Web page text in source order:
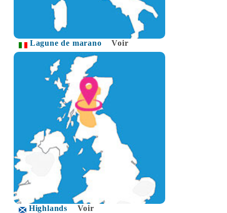
Lagune de marano Voir
Highlands Voir